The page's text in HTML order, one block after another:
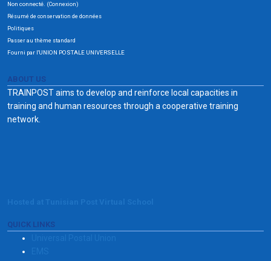
Non connecté. (Connexion)
Résumé de conservation de données
Politiques
Passer au thème standard
Fourni par l'UNION POSTALE UNIVERSELLE
ABOUT US
TRAINPOST aims to develop and reinforce local capacities in
training and human resources through a cooperative training
network.
QUICK LINKS